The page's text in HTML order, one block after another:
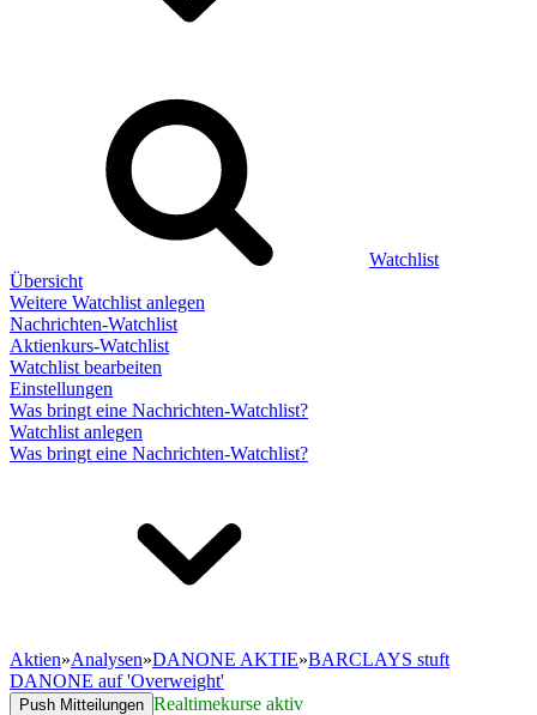
Watchlist
Übersicht
Weitere Watchlist anlegen
Nachrichten-Watchlist
Aktienkurs-Watchlist
Watchlist bearbeiten
Einstellungen
Was bringt eine Nachrichten-Watchlist?
Watchlist anlegen
Was bringt eine Nachrichten-Watchlist?
Aktien»Analysen»DANONE AKTIE»BARCLAYS stuft
DANONE auf 'Overweight'
Push Mitteilungen Realtimekurse aktiv